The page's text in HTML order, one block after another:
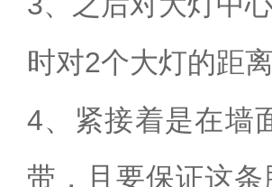
时对2个大灯的距
4、紧接着是在墙
带，且要保证这